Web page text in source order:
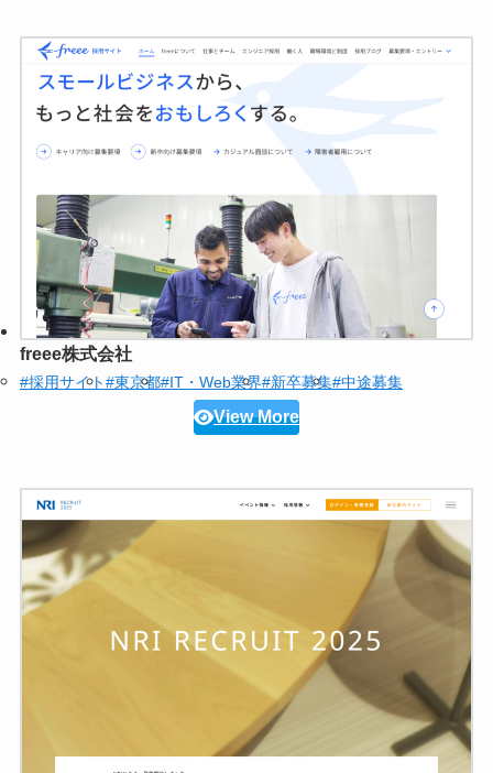
freee株式会社
#採用サイト#東京都#IT・Web業界#新卒募集#中途募集
View More